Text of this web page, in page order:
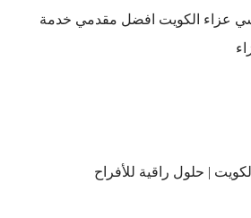
عزاء الكويت افضل مقدمي خدمة
| حلول راقية للأفراح